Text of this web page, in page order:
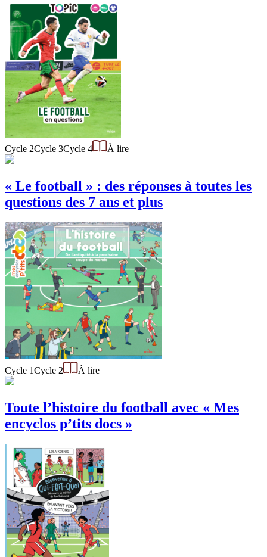
Cycle 2Cycle 3Cycle 4 À lire
« Le football » : des réponses à toutes les
questions des 7 ans et plus
Cycle 1Cycle 2 À lire
Toute l’histoire du football avec « Mes
encyclos p’tits docs »